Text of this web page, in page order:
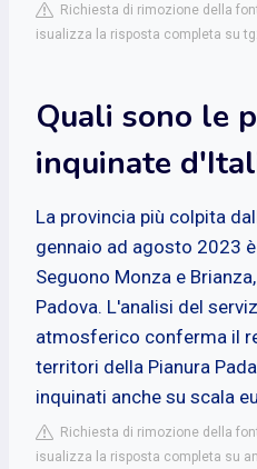
Richiesta di rimozione della
isualizza la risposta completa su
Quali sono le
inquinate
La provincia più colpita
gennaio ad agosto 2023
Seguono Monza e
Padova. L'analisi del
atmosferico conferma il
territori della Pianura
inquinati anche su scala
Richiesta di rimozione della
isualizza la risposta completa su